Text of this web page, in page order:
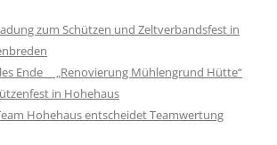
zum Schützen und Zeltverbandsfest in
Ende „Renovierung Mühlengrund Hütte“
in Hohehaus
Hohehaus entscheidet Teamwertung